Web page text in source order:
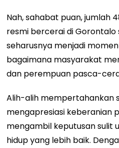
Nah, sahabat puan, jumlah
resmi bercerai di Gorontalo
seharusnya menjadi
bagaimana masyarakat
dan perempuan pasca-
Alih-alih mempertahankan
mengapresiasi keberanian
mengambil keputusan sulit
hidup yang lebih baik.